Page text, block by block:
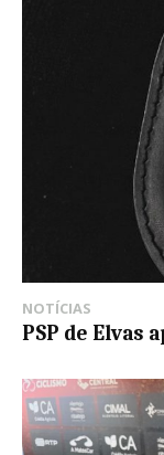
NOTÍCIAS
PSP de Elvas